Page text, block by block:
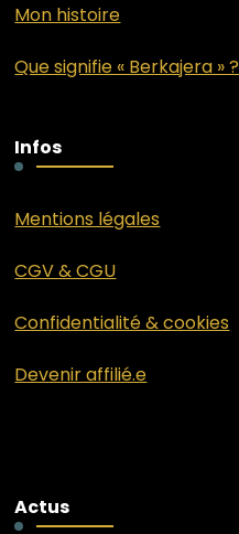
Mon histoire
Que signifie « Berkajera » ?
Infos
Mentions légales
CGV & CGU
Confidentialité & cookies
Devenir affilié.e
Actus